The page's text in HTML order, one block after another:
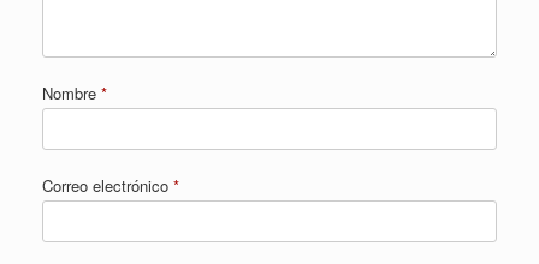
Nombre *
Correo electrónico *